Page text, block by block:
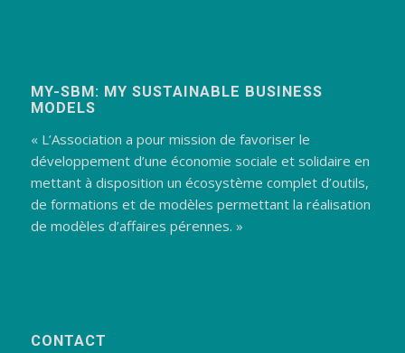
MY-SBM: MY SUSTAINABLE BUSINESS
MODELS
« L’Association a pour mission de favoriser le
développement d’une économie sociale et solidaire en
mettant à disposition un écosystème complet d’outils,
de formations et de modèles permettant la réalisation
de modèles d’affaires pérennes. »
CONTACT